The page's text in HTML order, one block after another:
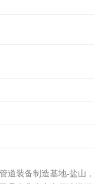
道装备制造基地-盐山